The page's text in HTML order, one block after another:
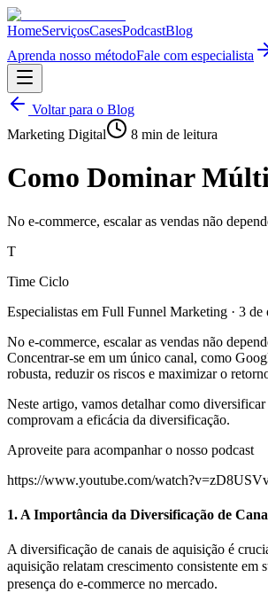
HomeServiçosCasesPodcastBlog
Aprenda nosso métodoFale com especialista
Voltar para o Blog
Marketing Digital
8 min de leitura
Como Dominar
No e-commerce, escalar as vendas não
T
Time Ciclo
Especialistas em Full Funnel Marketing · 3 de
No e-commerce, escalar as vendas não
Concentrar-se em um único canal, como
robusta, reduzir os riscos e maximizar o
Neste artigo, vamos detalhar como diversificar
comprovam a eficácia da diversificação.
Aproveite para acompanhar o nosso podcast
https://www.youtube.com/
1. A Importância da Diversificação de
A diversificação de canais de aquisição é
aquisição relatam crescimento consistente
presença do e-commerce no mercado.